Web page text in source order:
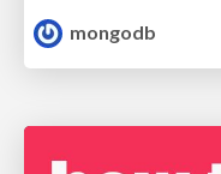
mongodb